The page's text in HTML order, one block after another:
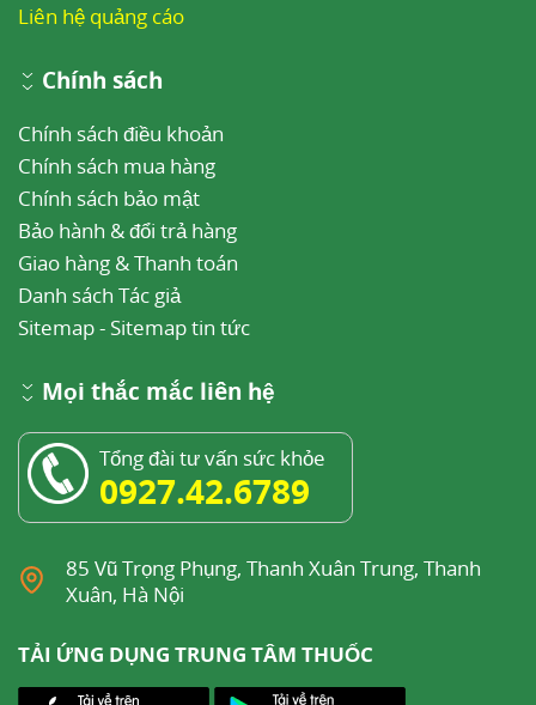
Liên hệ quảng cáo
Chính sách
Chính sách điều khoản
Chính sách mua hàng
Chính sách bảo mật
Bảo hành & đổi trả hàng
Giao hàng & Thanh toán
Danh sách Tác giả
Sitemap- Sitemap tin tức
Mọi thắc mắc liên hệ
Tổng đài tư vấn sức khỏe
0927.42.6789
85 Vũ Trọng Phụng, Thanh Xuân Trung, Thanh
Xuân, Hà Nội
TẢI ỨNG DỤNG TRUNG TÂM THUỐC